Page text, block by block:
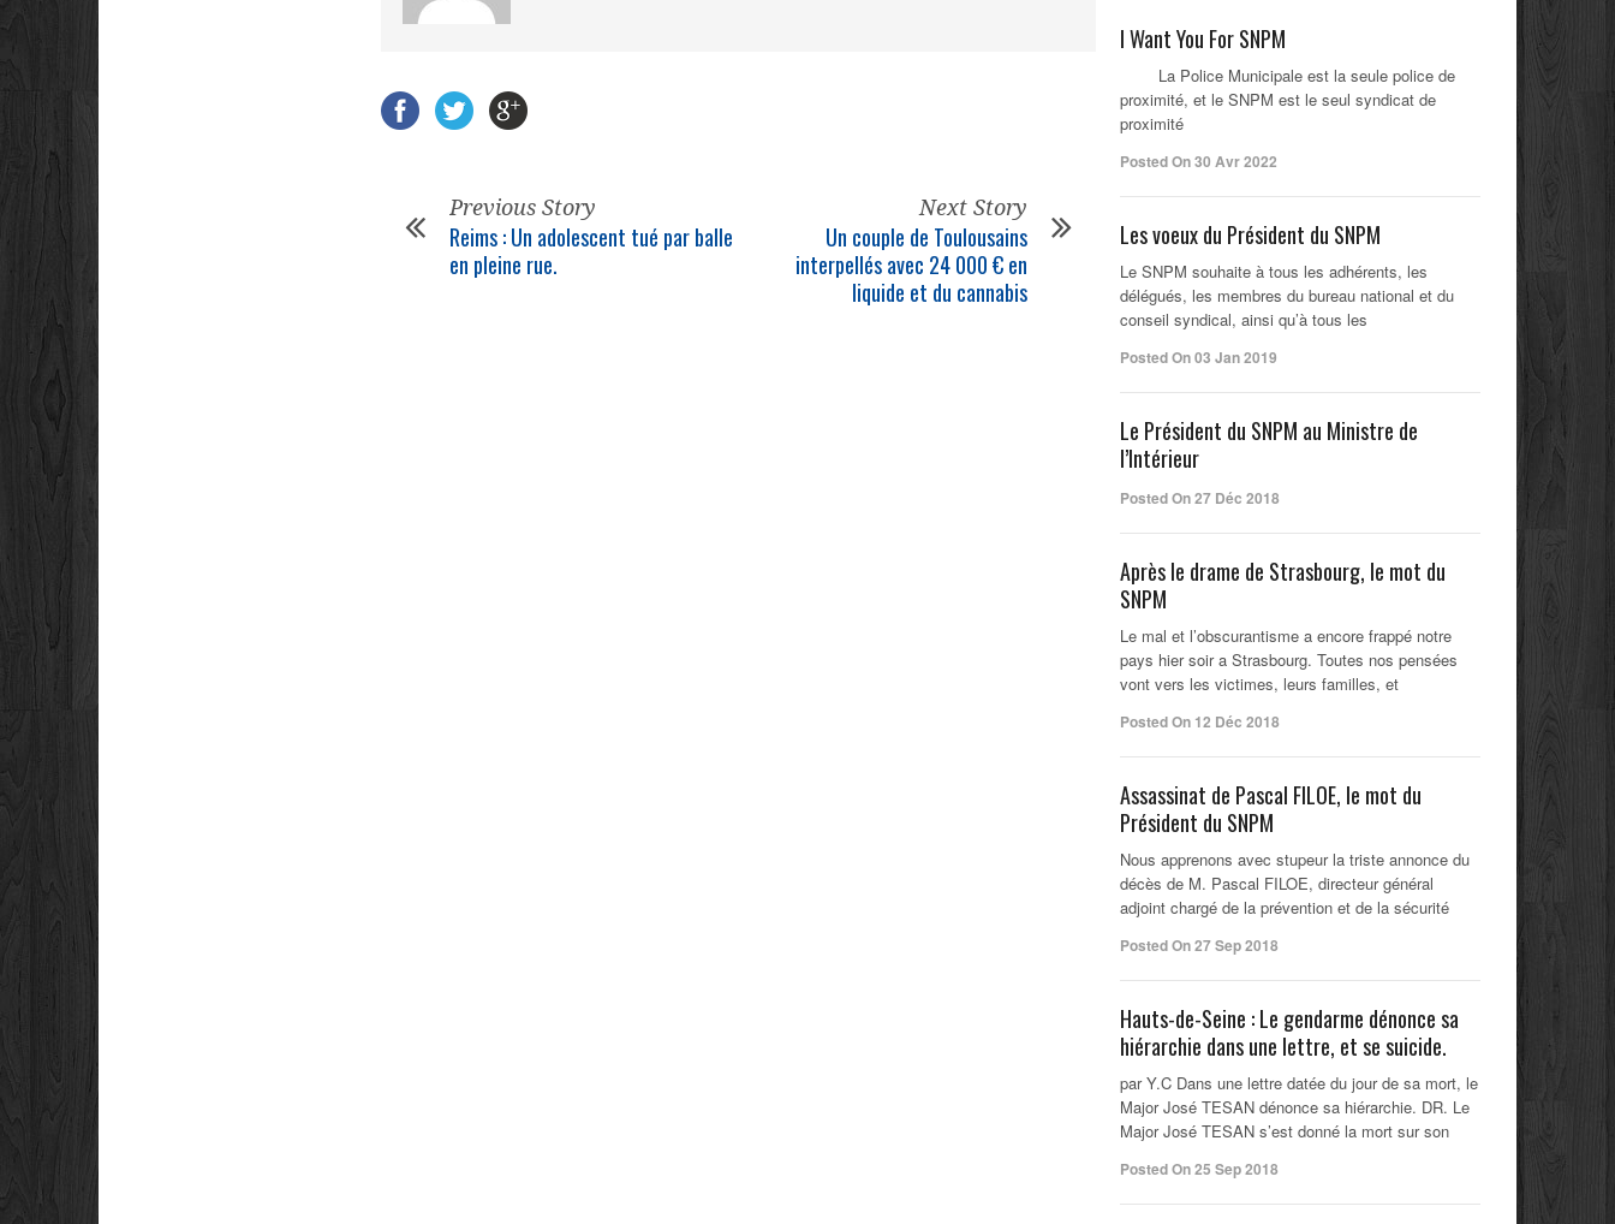
Previous Story
Reims : Un adolescent tué par balle
en pleine rue.
Next Story
Un couple de Toulousains
interpellés avec 24 000 € en
liquide et du cannabis
I Want You For SNPM
La Police Municipale est la seule police de
proximité, et le SNPM est le seul syndicat de
proximité
Posted On 30 Avr 2022
Les voeux du Président du SNPM
Le SNPM souhaite à tous les adhérents, les
délégués, les membres du bureau national et du
conseil syndical, ainsi qu’à tous les
Posted On 03 Jan 2019
Le Président du SNPM au Ministre de
l’Intérieur
Posted On 27 Déc 2018
Après le drame de Strasbourg, le mot du
SNPM
Le mal et l’obscurantisme a encore frappé notre
pays hier soir a Strasbourg. Toutes nos pensées
vont vers les victimes, leurs familles, et
Posted On 12 Déc 2018
Assassinat de Pascal FILOE, le mot du
Président du SNPM
Nous apprenons avec stupeur la triste annonce du
décès de M. Pascal FILOE, directeur général
adjoint chargé de la prévention et de la sécurité
Posted On 27 Sep 2018
Hauts-de-Seine : Le gendarme dénonce sa
hiérarchie dans une lettre, et se suicide.
par Y.C Dans une lettre datée du jour de sa mort, le
Major José TESAN dénonce sa hiérarchie. DR. Le
Major José TESAN s’est donné la mort sur son
Posted On 25 Sep 2018